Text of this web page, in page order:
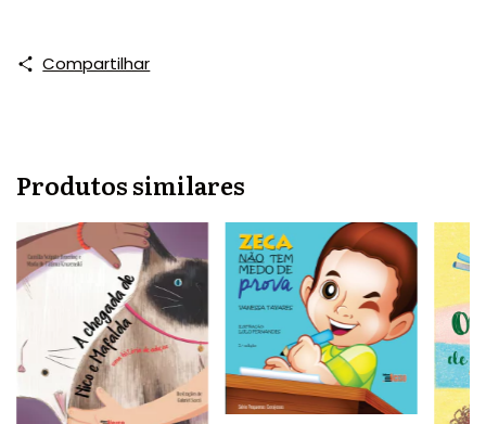
Compartilhar
Produtos similares